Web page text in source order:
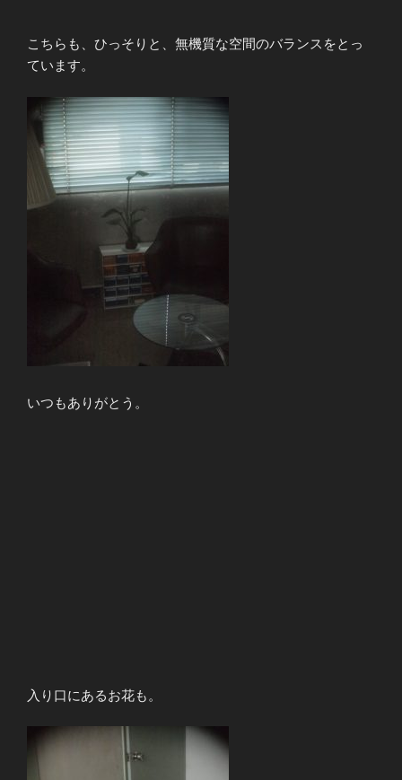
こちらも、ひっそりと、無機質な空間のバランスをとっ
ています。
いつもありがとう。
入り口にあるお花も。